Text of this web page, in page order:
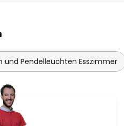
Pendelleuchten Esszimmer